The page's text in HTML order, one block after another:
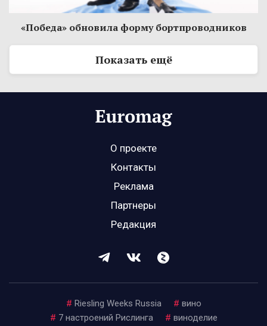
«Победа» обновила форму бортпроводников
Показать ещё
О проекте
Контакты
Реклама
Партнеры
Редакция
# Riesling Weeks Russia # вино
# 7 настроений Рислинга # виноделие